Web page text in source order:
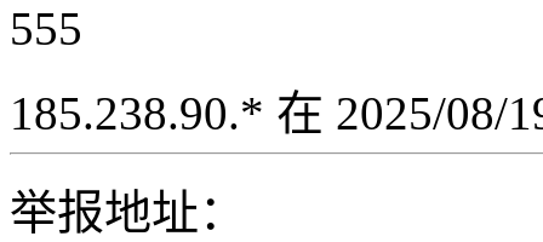
555
185.238.90.* 在 2025/08/
举报地址：